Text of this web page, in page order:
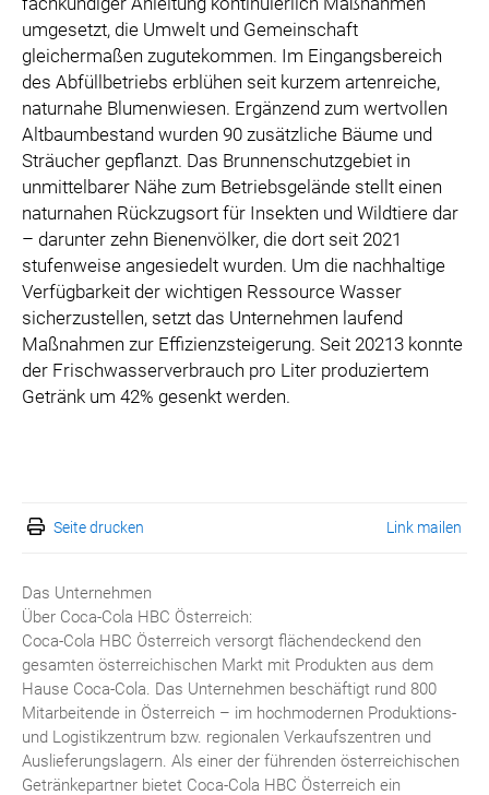
umgesetzt, die Umwelt und Gemeinschaft
gleichermaßen zugutekommen. Im Eingangsbereich
des Abfüllbetriebs erblühen seit kurzem artenreiche,
naturnahe Blumenwiesen. Ergänzend zum wertvollen
Altbaumbestand wurden 90 zusätzliche Bäume und
Sträucher gepflanzt. Das Brunnenschutzgebiet in
unmittelbarer Nähe zum Betriebsgelände stellt einen
naturnahen Rückzugsort für Insekten und Wildtiere dar
– darunter zehn Bienenvölker, die dort seit 2021
stufenweise angesiedelt wurden. Um die nachhaltige
Verfügbarkeit der wichtigen Ressource Wasser
sicherzustellen, setzt das Unternehmen laufend
Maßnahmen zur Effizienzsteigerung. Seit 20213 konnte
der Frischwasserverbrauch pro Liter produziertem
Getränk um 42% gesenkt werden.
Seite drucken Link mailen
Das Unternehmen
Über Coca-Cola HBC Österreich:
Coca-Cola HBC Österreich versorgt flächendeckend den
gesamten österreichischen Markt mit Produkten aus dem
Hause Coca-Cola. Das Unternehmen beschäftigt rund 800
Mitarbeitende in Österreich – im hochmodernen Produktions-
und Logistikzentrum bzw. regionalen Verkaufszentren und
Auslieferungslagern. Als einer der führenden österreichischen
Getränkepartner bietet Coca-Cola HBC Österreich ein